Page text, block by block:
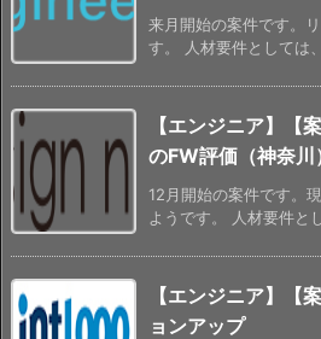
来月開始の案件です。
す。 人材要件としては
【エンジニア】
のFW評価（神奈川
12月開始の案件です。
ようです。 人材要件と
【エンジニア】【
ョンアップ